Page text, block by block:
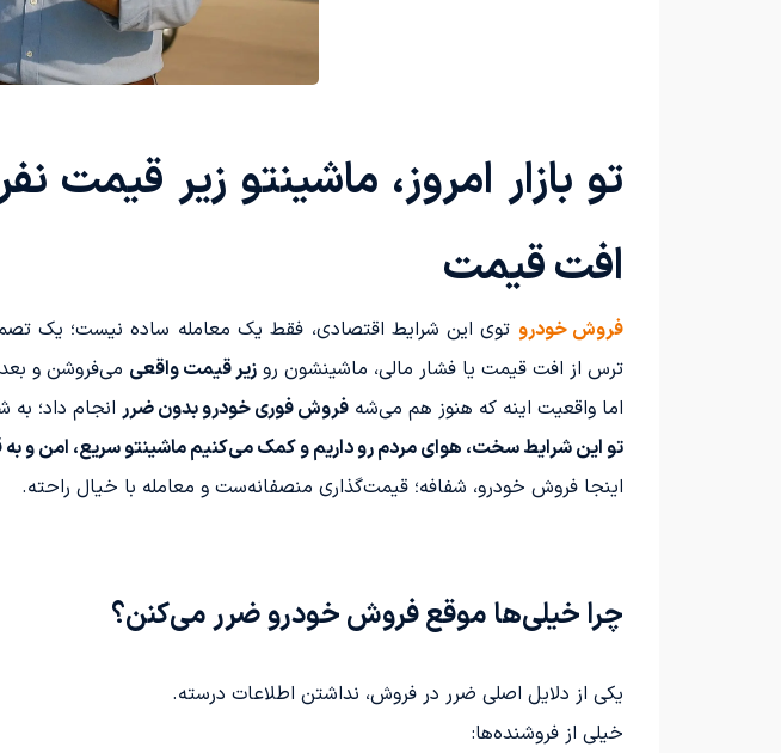
تو بازار امروز، ماشینتو زیر
افت قیمت
فروش خودرو توی این شرایط اقتصادی، فقط یک معامله ساده نیست؛ یک
ترس از افت قیمت یا فشار مالی، ماشینشون رو زیر قیمت واقعی می‌فروشن و
اما واقعیت اینه که هنوز هم می‌شه فروش فوری خودرو بدون ضرر انجام داد؛
تو این شرایط سخت، هوای مردم رو داریم و کمک می‌کنیم ماشینتو سریع، امن و
اینجا فروش خودرو، شفافه؛ قیمت‌گذاری منصفانه‌ست و معامله با خیال راحته.
چرا خیلی‌ها موقع فروش خودرو ضرر می‌کنن؟
یکی از دلایل اصلی ضرر در فروش، نداشتن اطلاعات درسته.
خیلی از فروشنده‌ها: